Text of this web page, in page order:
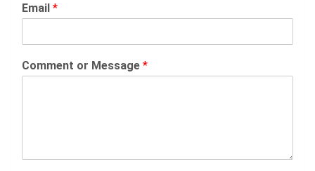
Email *
Comment or Message *